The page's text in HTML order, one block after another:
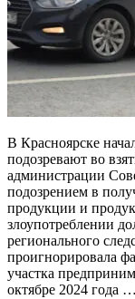
В Красноярске
подозревают во
администрации
подозрением в
продукции и
злоупотреблении
регионального
проигнорировала
участка
октябре 2024 года …